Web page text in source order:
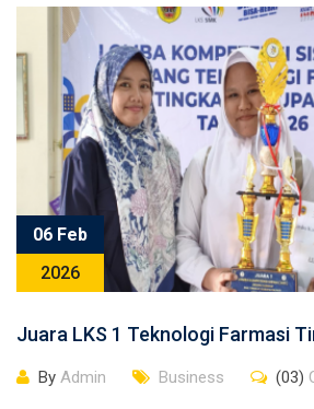
06 Feb
2026
Juara LKS 1 Teknologi Farmasi
By Admin Business (03)